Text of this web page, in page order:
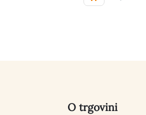
O trgovini